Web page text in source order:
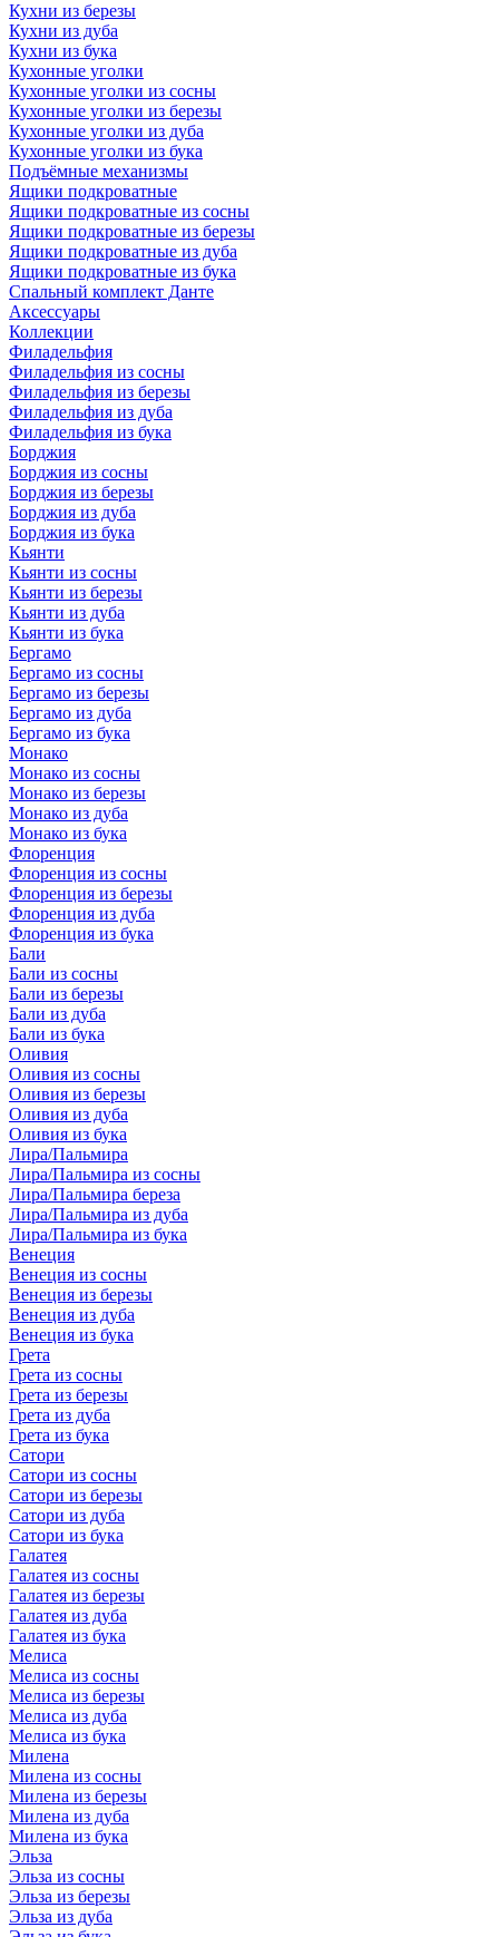
Кухни из березы
Кухни из дуба
Кухни из бука
Кухонные уголки
Кухонные уголки из сосны
Кухонные уголки из березы
Кухонные уголки из дуба
Кухонные уголки из бука
Подъёмные механизмы
Ящики подкроватные
Ящики подкроватные из сосны
Ящики подкроватные из березы
Ящики подкроватные из дуба
Ящики подкроватные из бука
Спальный комплект Данте
Аксессуары
Коллекции
Филадельфия
Филадельфия из сосны
Филадельфия из березы
Филадельфия из дуба
Филадельфия из бука
Борджия
Борджия из сосны
Борджия из березы
Борджия из дуба
Борджия из бука
Кьянти
Кьянти из сосны
Кьянти из березы
Кьянти из дуба
Кьянти из бука
Бергамо
Бергамо из сосны
Бергамо из березы
Бергамо из дуба
Бергамо из бука
Монако
Монако из сосны
Монако из березы
Монако из дуба
Монако из бука
Флоренция
Флоренция из сосны
Флоренция из березы
Флоренция из дуба
Флоренция из бука
Бали
Бали из сосны
Бали из березы
Бали из дуба
Бали из бука
Оливия
Оливия из сосны
Оливия из березы
Оливия из дуба
Оливия из бука
Лира/Пальмира
Лира/Пальмира из сосны
Лира/Пальмира береза
Лира/Пальмира из дуба
Лира/Пальмира из бука
Венеция
Венеция из сосны
Венеция из березы
Венеция из дуба
Венеция из бука
Грета
Грета из сосны
Грета из березы
Грета из дуба
Грета из бука
Сатори
Сатори из сосны
Сатори из березы
Сатори из дуба
Сатори из бука
Галатея
Галатея из сосны
Галатея из березы
Галатея из дуба
Галатея из бука
Мелиса
Мелиса из сосны
Мелиса из березы
Мелиса из дуба
Мелиса из бука
Милена
Милена из сосны
Милена из березы
Милена из дуба
Милена из бука
Эльза
Эльза из сосны
Эльза из березы
Эльза из дуба